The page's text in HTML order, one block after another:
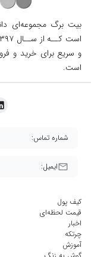
بیت برگ مجموعه‌ای
است کــه از ســال ۱۳۹۷ بــا هــدف فراهم آوردن
و سریع برای خرید و
است.
ایمیل:
شماره تماس:
کیف پول
قیمت لحظه‌ای
اخبار
چرتکه
آموزش